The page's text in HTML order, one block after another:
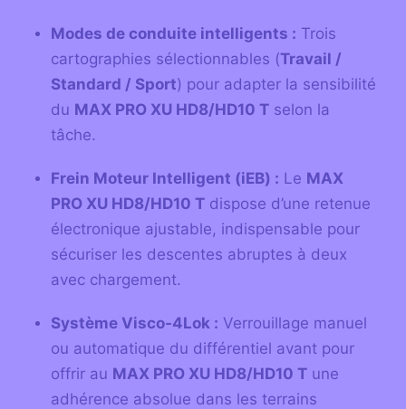
Modes de conduite intelligents : Trois
cartographies sélectionnables (Travail /
Standard / Sport) pour adapter la sensibilité
du MAX PRO XU HD8/HD10 T selon la
tâche.
Frein Moteur Intelligent (iEB) : Le MAX
PRO XU HD8/HD10 T dispose d’une retenue
électronique ajustable, indispensable pour
sécuriser les descentes abruptes à deux
avec chargement.
Système Visco-4Lok : Verrouillage manuel
ou automatique du différentiel avant pour
offrir au MAX PRO XU HD8/HD10 T une
adhérence absolue dans les terrains